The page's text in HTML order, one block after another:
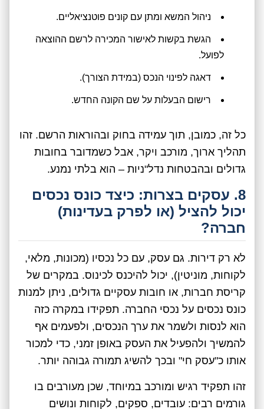
ניהול המשא ומתן עם קונים פוטנציאליים.
הגשת בקשות לאישור המכירה לרשם ההוצאה
לפועל.
דאגה לפינוי הנכס (במידת הצורך).
רישום הבעלות על שם הקונה החדש.
כל זה, כמובן, תוך עמידה בחוק ובהוראות הרשם. זהו
תהליך ארוך, מורכב ויקר, אבל כשמדובר בחובות
גדולים ובהבטחות נדל"ניות – הוא בלתי נמנע.
8. עסקים בצרות: כיצד כונס נכסים
יכול להציל (או לפרק בעדינות)
חברה?
לא רק דירות. גם עסק, עם כל נכסיו (מכונות, מלאי,
לקוחות, מוניטין), יכול להיכנס לכינוס. במקרים של
קריסת חברות, או חובות עסקיים גדולים, ניתן למנות
כונס נכסים על נכסי החברה. תפקידו במקרה כזה
הוא לנסות ולשמר את ערך הנכסים, ולפעמים אף
להמשיך ולהפעיל את העסק באופן זמני, כדי למכור
אותו כ"עסק חי" ובכך להשיג תמורה גבוהה יותר.
זהו תפקיד רגיש ומורכב במיוחד, שכן מעורבים בו
גורמים רבים: עובדים, ספקים, לקוחות ונושים